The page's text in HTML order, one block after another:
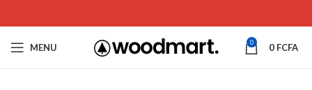
MENU 0 0 FCFA